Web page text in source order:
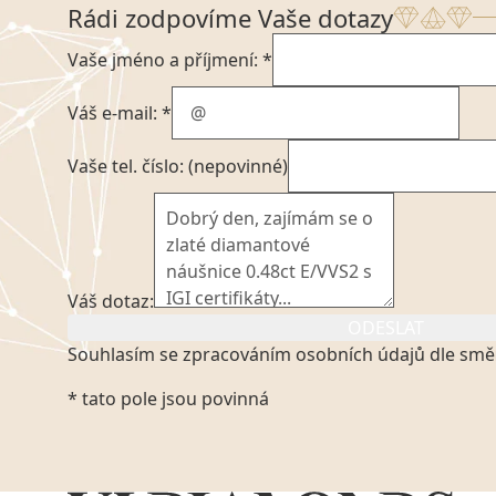
Rádi zodpovíme Vaše dotazy
Vaše jméno a příjmení: *
Váš e-mail: *
Vaše tel. číslo: (nepovinné)
Váš dotaz:
Souhlasím se zpracováním osobních údajů dle
Kliknutím na výše uvedený odkaz, v souladu se
platném znění výslovně souhlasím se zpracováním
* tato pole jsou povinná